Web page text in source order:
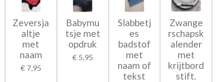
Zeversja
altje
met
naam
€ 7,95
Babymu
tsje met
opdruk
€ 5,95
Slabbetj
es
badstof
met
naam of
tekst
Zwange
rschapsk
alender
met
krijtbord
stift.